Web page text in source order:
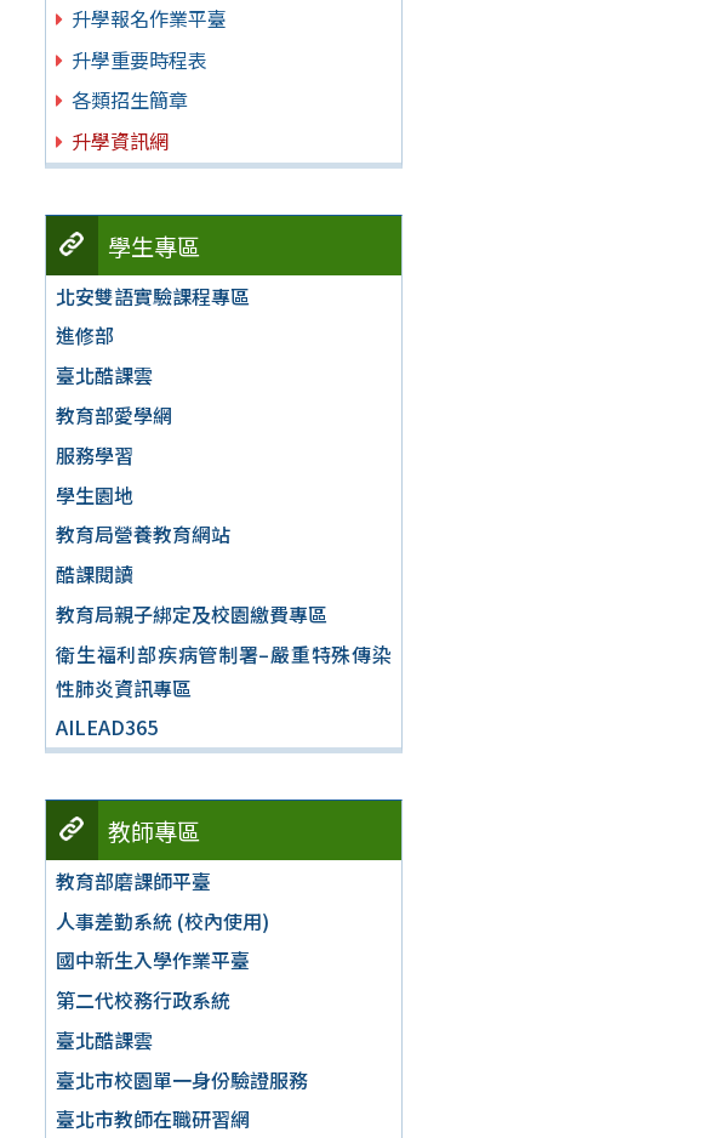
升學報名作業平臺
升學重要時程表
各類招生簡章
升學資訊網
學生專區
北安雙語實驗課程專區
進修部
臺北酷課雲
教育部愛學網
服務學習
學生園地
教育局營養教育網站
酷課閱讀
教育局親子綁定及校園繳費專區
衛生福利部疾病管制署–嚴重特殊傳染
性肺炎資訊專區
AILEAD365
教師專區
教育部磨課師平臺
人事差勤系統 (校內使用)
國中新生入學作業平臺
第二代校務行政系統
臺北酷課雲
臺北市校園單一身份驗證服務
臺北市教師在職研習網